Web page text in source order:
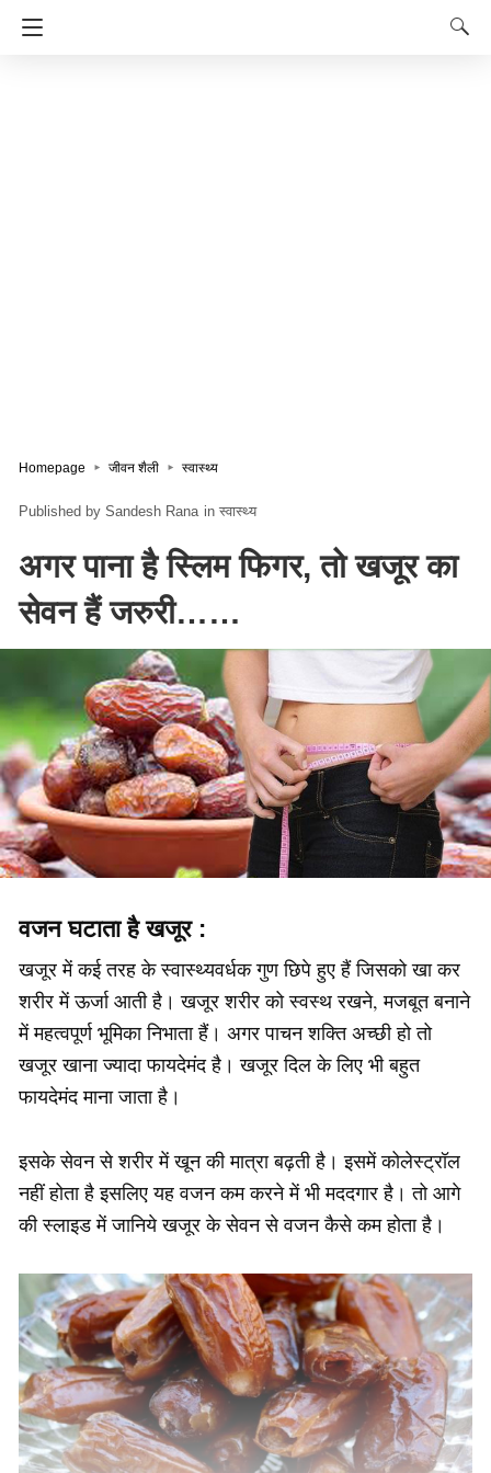
Homepage जीवन शैली स्वास्थ्य
Sandesh Rana in स्वास्थ्य
अगर पाना है स्लिम फिगर, तो खजूर का
सेवन हैं जरुरी……
वजन घटाता है खजूर :
खजूर में कई तरह के स्‍वास्‍थ्‍यवर्धक गुण छिपे हुए हैं जिसको खा कर
शरीर में ऊर्जा आती है। खजूर शरीर को स्वस्थ रखने, मजबूत बनाने
में महत्वपूर्ण भूमिका निभाता हैं। अगर पाचन शक्ति अच्छी हो तो
खजूर खाना ज्यादा फायदेमंद है। खजूर दिल के लिए भी बहुत
फायदेमंद माना जाता है।
इसके सेवन से शरीर में खून की मात्रा बढ़ती है। इसमें कोलेस्‍ट्रॉल
नहीं होता है इसलिए यह वजन कम करने में भी मददगार है। तो आगे
की स्‍लाइड में जानिये खजूर के सेवन से वजन कैसे कम होता है।